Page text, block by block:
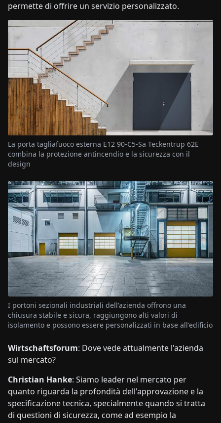
permette di offrire un servizio personalizzato.
La porta tagliafuoco esterna E12 90-C5-Sa Teckentrup 62E
combina la protezione antincendio e la sicurezza con il
design
I portoni sezionali industriali dell'azienda offrono una
chiusura stabile e sicura, raggiungono alti valori di
isolamento e possono essere personalizzati in base all'edificio
Wirtschaftsforum: Dove vede attualmente l'azienda
sul mercato?
Christian Hanke: Siamo leader nel mercato per
quanto riguarda la profondità dell'approvazione e la
specificazione tecnica, specialmente quando si tratta
di questioni di sicurezza, come ad esempio la